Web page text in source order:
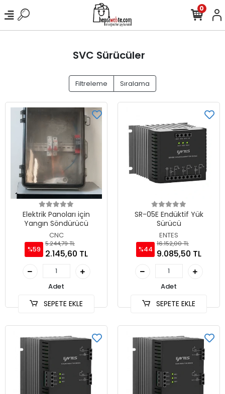
0
SVC Sürücüler
Filtreleme Sıralama
Elektrik Panoları için
Yangın Söndürücü
CNC
%59
5.244,79 TL
2.145,60 TL
Adet
SEPETE EKLE
SR-05E Endüktif Yük
Sürücü
ENTES
%44
16.152,00 TL
9.085,50 TL
Adet
SEPETE EKLE